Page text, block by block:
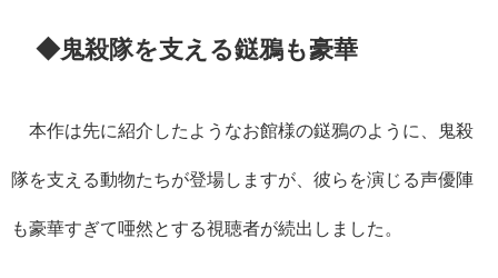
◆鬼殺隊を支える鎹鴉も豪華
本作は先に紹介したようなお館様の鎹鴉のように、鬼殺
隊を支える動物たちが登場しますが、彼らを演じる声優陣
も豪華すぎて唖然とする視聴者が続出しました。